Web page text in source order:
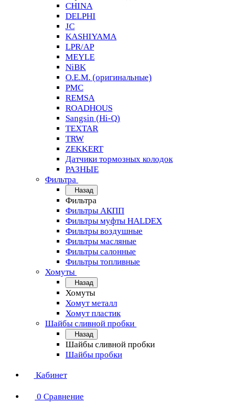
CHINA
DELPHI
JC
KASHIYAMA
LPR/AP
MEYLE
NiBK
O.E.M. (оригинальные)
PMC
REMSA
ROADHOUS
Sangsin (Hi-Q)
TEXTAR
TRW
ZEKKERT
Датчики тормозных колодок
РАЗНЫЕ
Фильтра
Назад
Фильтра
Фильтры АКПП
Фильтры муфты HALDEX
Фильтры воздушные
Фильтры масляные
Фильтры салонные
Фильтры топливные
Хомуты
Назад
Хомуты
Хомут металл
Хомут пластик
Шайбы сливной пробки
Назад
Шайбы сливной пробки
Шайбы пробки
Кабинет
0 Сравнение